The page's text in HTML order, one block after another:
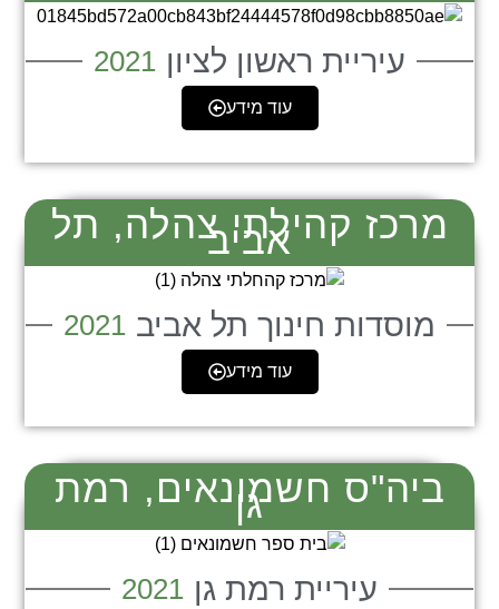
עיריית ראשון לציון 2021
עוד מידע
מרכז קהילתי צהלה, תל
אביב
מוסדות חינוך תל אביב 2021
עוד מידע
ביה"ס חשמונאים, רמת
גן
עיריית רמת גן 2021